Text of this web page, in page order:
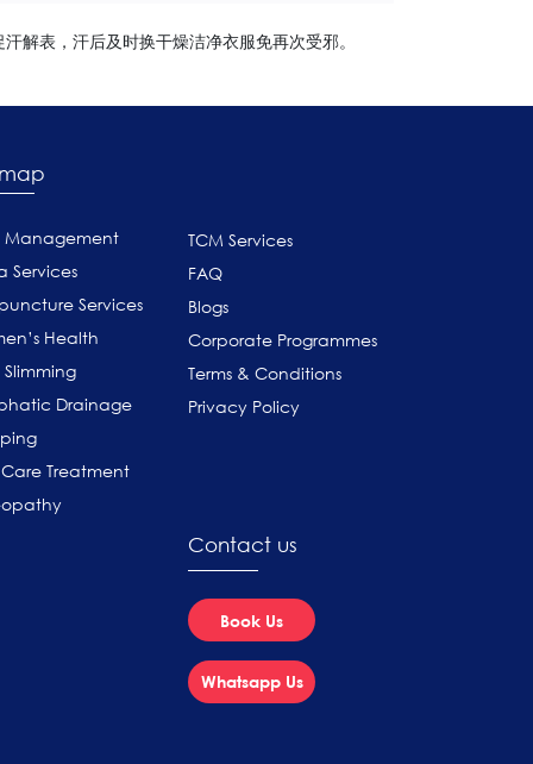
解表，汗后及时换干燥洁净衣服免再次受邪。
Management
Services
Services
Health
Slimming
Drainage
Care Treatment
TCM Services
FAQ
Blogs
Corporate Programmes
Terms & Conditions
Privacy Policy
Contact us
Book Us
Whatsapp Us